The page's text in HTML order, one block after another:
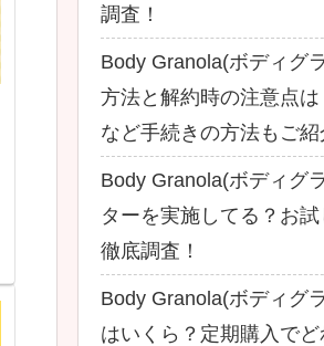
調査！
Body Granola(ボディグ
方法と解約時の注意点
など手続きの方法もご紹
Body Granola(ボディグ
ターを実施してる？お
徹底調査！
Body Granola(ボディグ
はいくら？定期購入で